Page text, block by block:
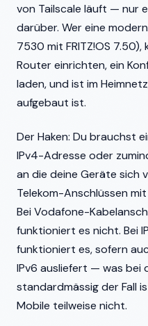
von Tailscale läuft — nur
darüber. Wer eine
7530 mit FRITZ!OS
Router einrichten, ein
laden, und ist im
aufgebaut ist.
Der Haken: Du brauchst
IPv4-Adresse oder
an die deine Geräte sich
Telekom-Anschlüssen
Bei Vodafone-
funktioniert es nicht. Bei
funktioniert es, sofern
IPv6 ausliefert — was bei
standardmässig der Fall
Mobile teilweise nicht.